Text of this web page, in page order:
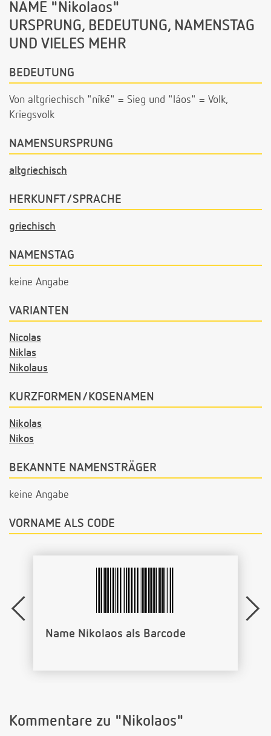
NAME "Nikolaos"
URSPRUNG, BEDEUTUNG, NAMENSTAG
UND VIELES MEHR
BEDEUTUNG
Von altgriechisch "níkē" = Sieg und "láos" = Volk,
Kriegsvolk
NAMENSURSPRUNG
altgriechisch
HERKUNFT/SPRACHE
griechisch
NAMENSTAG
keine Angabe
VARIANTEN
Nicolas
Niklas
Nikolaus
KURZFORMEN/KOSENAMEN
Nikolas
Nikos
BEKANNTE NAMENSTRÄGER
keine Angabe
VORNAME ALS CODE
Name Nikolaos als Barcode
Kommentare zu "Nikolaos"